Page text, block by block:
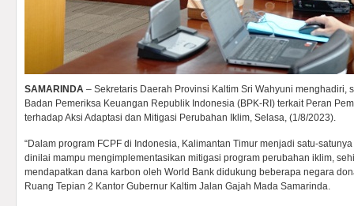
SAMARINDA – Sekretaris Daerah Provinsi Kaltim Sri Wahyuni menghadiri,
Badan Pemeriksa Keuangan Republik Indonesia (BPK-RI) terkait Peran
terhadap Aksi Adaptasi dan Mitigasi Perubahan Iklim, Selasa, (1/8/2023).
“Dalam program FCPF di Indonesia, Kalimantan Timur menjadi satu-
dinilai mampu mengimplementasikan mitigasi program perubahan iklim,
mendapatkan dana karbon oleh World Bank didukung beberapa negara
Ruang Tepian 2 Kantor Gubernur Kaltim Jalan Gajah Mada Samarinda.